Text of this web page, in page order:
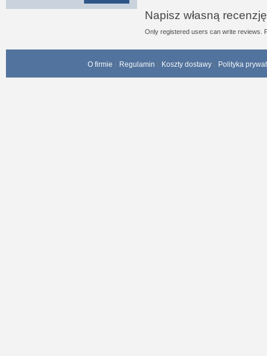
Napisz własną recenzję
Only registered users can write reviews.
O firmie Regulamin Koszty dostawy Polityka